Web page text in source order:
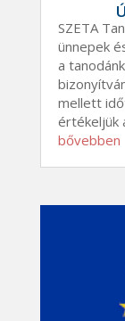
SZETA
ünnepek
a
mellett
értékeljük
bővebben